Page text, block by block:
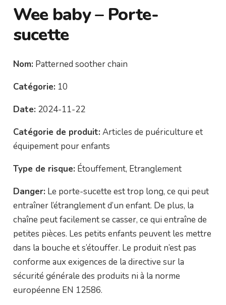
Wee baby – Porte-
sucette
Nom: Patterned soother chain
Catégorie: 10
Date: 2024-11-22
Catégorie de produit: Articles de puériculture et
équipement pour enfants
Type de risque: Étouffement, Etranglement
Danger: Le porte-sucette est trop long, ce qui peut
entraîner l’étranglement d’un enfant. De plus, la
chaîne peut facilement se casser, ce qui entraîne de
petites pièces. Les petits enfants peuvent les mettre
dans la bouche et s’étouffer. Le produit n’est pas
conforme aux exigences de la directive sur la
sécurité générale des produits ni à la norme
européenne EN 12586.